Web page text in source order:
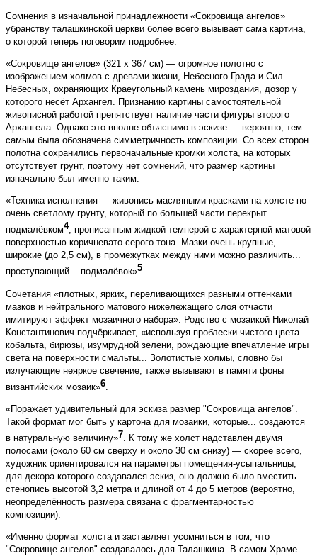
Сомнения в изначальной принадлежности «Сокровища ангелов»
убранству талашкинской церкви более всего вызывает сама картина,
о которой теперь поговорим подробнее.
«Сокровище ангелов» (321 х 367 см) — огромное полотно с
изображением холмов с древами жизни, Небесного Града и Сил
Небесных, охраняющих Краеугольный камень мироздания, дозор у
которого несёт Архангел. Признанию картины самостоятельной
живописной работой препятствует наличие части фигуры второго
Архангела. Однако это вполне объяснимо в эскизе — вероятно, тем
самым была обозначена симметричность композиции. Со всех сторон
полотна сохранились первоначальные кромки холста, на которых
отсутствует грунт, поэтому нет сомнений, что размер картины
изначально был именно таким.
«Техника исполнения — живопись масляными крас­ками на холсте по
очень светлому грунту, который по большей части перекрыт
подмалёвком4, прописанным жидкой темперой с характерной матовой
поверхностью коричневато-серого тона. Мазки очень крупные,
широкие (до 2,5 см), в промежутках между ними можно различить...
проступающий... подмалёвок»5.
Сочетания «плотных, ярких, переливающихся разными оттенками
мазков и нейтрального матового нижележащего слоя отчасти
имитируют эффект мозаичного набора». Родство с мозаикой Николай
Константинович подчёркивает, «используя проблески чистого цвета —
кобальта, бирюзы, изумрудной зелени, рождающие впечатление игры
света на поверхности смальты... Золотистые холмы, словно бы
излучающие неяркое свечение, также вызывают в памяти фоны
византийских мозаик»6
«Поражает удивительный для эскиза размер "Сокровища ангелов".
Такой формат мог быть у картона для мозаики, которые... создаются
в натуральную величину»7. К тому же холст надставлен двумя
полосами (около 60 см сверху и около 30 см снизу) — скорее всего,
художник ориентировался на параметры помещения-усыпальницы,
для декора которого создавался эскиз, оно должно было вместить
стенопись высотой 3,2 метра и длиной от 4 до 5 метров (вероятно,
неопределённость размера связана с фрагментарностью
композиции).
«Именно формат холста и заставляет усомниться в том, что
"Сокровище ангелов" создавалось для Талашкина. В самом Храме